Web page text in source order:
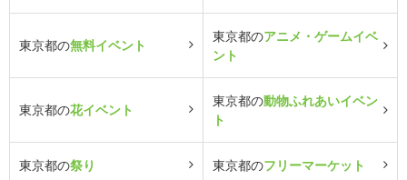
東京都の無料イベント
東京都のアニメ・ゲームイベ
ント
東京都の花イベント
東京都の動物ふれあいイベン
ト
東京都の祭り 東京都のフリーマーケット